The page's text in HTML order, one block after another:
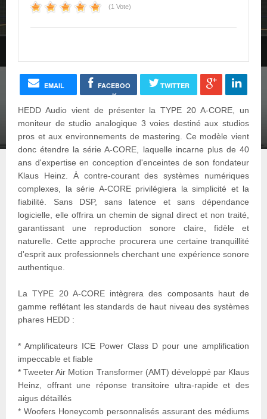
(1 Vote)
EMAIL
FACEBOO
K
TWITTER
HEDD Audio vient de présenter la TYPE 20 A-CORE, un
moniteur de studio analogique 3 voies destiné aux studios
pros et aux environnements de mastering. Ce modèle vient
donc étendre la série A-CORE, laquelle incarne plus de 40
ans d'expertise en conception d'enceintes de son fondateur
Klaus Heinz. À contre-courant des systèmes numériques
complexes, la série A-CORE privilégiera la simplicité et la
fiabilité. Sans DSP, sans latence et sans dépendance
logicielle, elle offrira un chemin de signal direct et non traité,
garantissant une reproduction sonore claire, fidèle et
naturelle. Cette approche procurera une certaine tranquillité
d'esprit aux professionnels cherchant une expérience sonore
authentique.
La TYPE 20 A-CORE intègrera des composants haut de
gamme reflétant les standards de haut niveau des systèmes
phares HEDD :
* Amplificateurs ICE Power Class D pour une amplification
impeccable et fiable
* Tweeter Air Motion Transformer (AMT) développé par Klaus
Heinz, offrant une réponse transitoire ultra-rapide et des
aigus détaillés
* Woofers Honeycomb personnalisés assurant des médiums